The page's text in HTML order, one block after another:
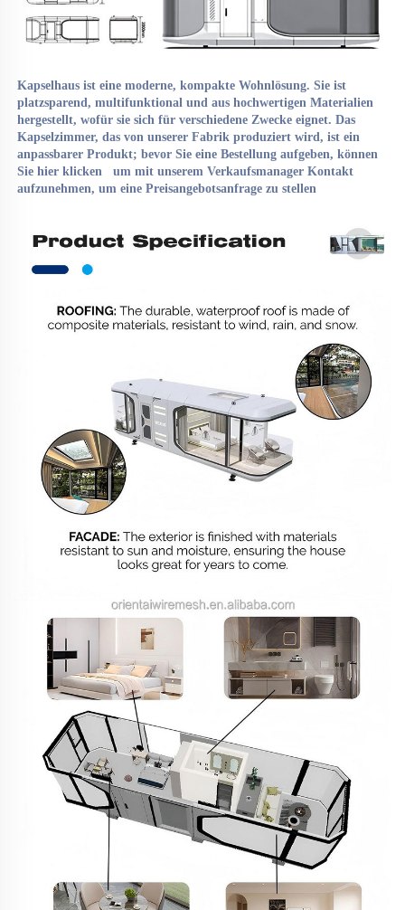
Kapselhaus ist eine moderne, kompakte Wohnlösung. Sie ist
platzsparend, multifunktional und aus hochwertigen Materialien
hergestellt, wofür sie sich für verschiedene Zwecke eignet. Das
Kapselzimmer, das von unserer Fabrik produziert wird, ist ein
anpassbarer Produkt; bevor Sie eine Bestellung aufgeben, können
Sie hier klicken um mit unserem Verkaufsmanager Kontakt
aufzunehmen, um eine Preisangebotsanfrage zu stellen